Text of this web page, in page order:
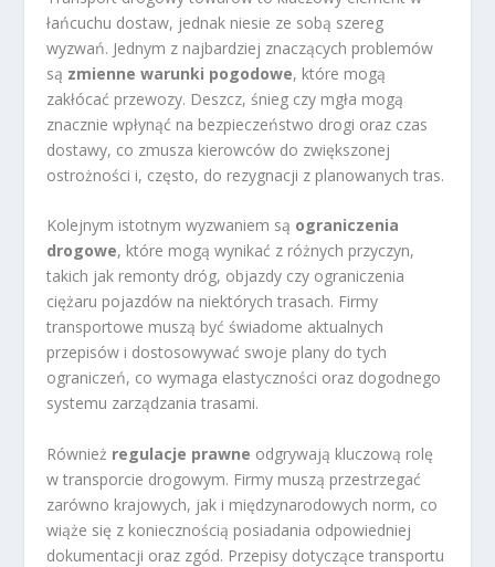
łańcuchu dostaw, jednak niesie ze sobą szereg
wyzwań. Jednym z najbardziej znaczących problemów
są zmienne warunki pogodowe, które mogą
zakłócać przewozy. Deszcz, śnieg czy mgła mogą
znacznie wpłynąć na bezpieczeństwo drogi oraz czas
dostawy, co zmusza kierowców do zwiększonej
ostrożności i, często, do rezygnacji z planowanych tras.
Kolejnym istotnym wyzwaniem są ograniczenia
drogowe, które mogą wynikać z różnych przyczyn,
takich jak remonty dróg, objazdy czy ograniczenia
ciężaru pojazdów na niektórych trasach. Firmy
transportowe muszą być świadome aktualnych
przepisów i dostosowywać swoje plany do tych
ograniczeń, co wymaga elastyczności oraz dogodnego
systemu zarządzania trasami.
Również regulacje prawne odgrywają kluczową rolę
w transporcie drogowym. Firmy muszą przestrzegać
zarówno krajowych, jak i międzynarodowych norm, co
wiąże się z koniecznością posiadania odpowiedniej
dokumentacji oraz zgód. Przepisy dotyczące transportu